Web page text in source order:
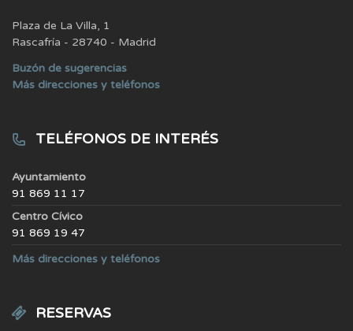
Plaza de La Villa, 1
Rascafría - 28740 - Madrid
Buzón de sugerencias
Más direcciones y teléfonos
TELÉFONOS DE INTERÉS
Ayuntamiento
91 869 11 17
Centro Cívico
91 869 19 47
Más direcciones y teléfonos
RESERVAS